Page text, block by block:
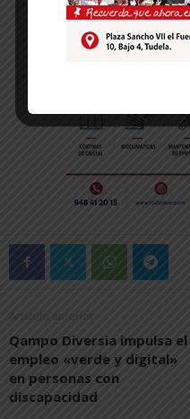
Artículo anterior
Qampo Diversia impulsa el
empleo «verde y digital»
en personas con
discapacidad